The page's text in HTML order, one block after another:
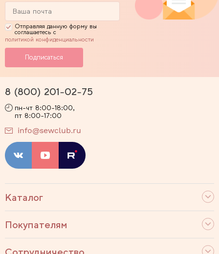
Отправляя данную форму вы
соглашаетесь с
политикой конфиденциальности
Каталог
Покупателям
8 (800) 201-02-75
пн-чт 8:00-18:00,
пт 8:00-17:00
info@sewclub.ru